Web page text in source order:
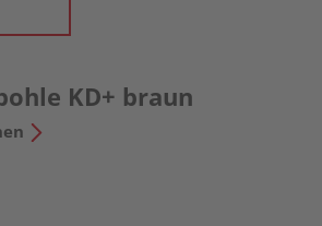
KD+ braun